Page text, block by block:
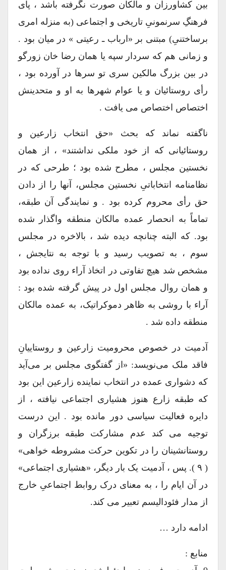
بین کشاورزان و مالکان صورت نگرفته باشد ، پای
فرهنگِ سرنمونیِ تاریخی و اجتماعی (به منزله امری
برساختنیِ) مبتنی بر «ارباب ـ رعیتی » در میان بود .
و زمانی هم که سردار سپه یا همان رضا خان زورگو
در بین بزرگ مالکین سری تو سرها در آورده بود ،
رأی روستائیان و یا عوام شهرها به او و متحدینش
اختصاص اختصاص می یافت .
ناگفته نماند که بحث «حق انتخاب زارعین و
روستائیانی که از خود ملکی نداشتند» ، از همان
نخستین مجلس ، مطرح شده بود ؛ طرحی که در
نظامنامه انتخاباتیِ نخستین مجلس، آنها را از دادن
حق رأی محروم کرده بود . و نمایندگی آن طبقه،
تماماً به انحصار عمده مالکان منطقه واگذار شده
بود. که البته چنانچه دیده شد ، بالاخره در مجلس
سوم ، به تصویب رسید و با توجه به نتایجش ،
مشخص شد هیچ تفاوتی در اتخاذ آراء روی نداده بود
و همان روال مجلس اول در پیش گرفته شده بود :
آراء با روشی به ظاهر دموکراتیک، به عمده مالکان
منطقه داده شد .
آدمیت در خصوص محرومیت زارعین و روستاییانِ
فاقد ملک می‌نویسد: «از گفتگوی مجلس بر می‌آید
که دشواری عمده در انتخاب نماینده زارعین این بود
که طبقه زارع هنوز هشیاری اجتماعی نیافته ، از
دایره فعالیت سیاسی دور مانده بود . این درست
توجیه می کند عدم مشارکت طبقه برزگران و
روستانشینان را در تکوین حرکت مشروطه خواهی»
( ۹ ). پس ، آدمیت یک بار دیگر، «هشیاری اجتماعی»
در آن ایام را ، به معنای درک روابط اجتماعیِ خارج
از مدار فئودالیسم تعبیر می کند.
ادامه دارد …
منابع :